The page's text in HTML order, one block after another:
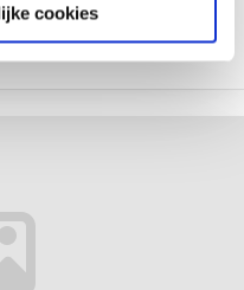
cookies